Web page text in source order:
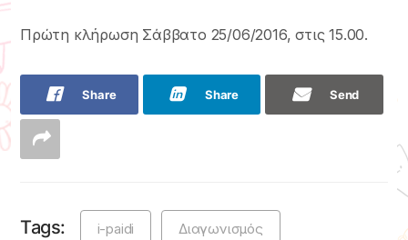
Πρώτη κλήρωση Σάββατο 25/06/2016, στις 15.00.
Share Share Send
Tags: i-paidi Διαγωνισμός